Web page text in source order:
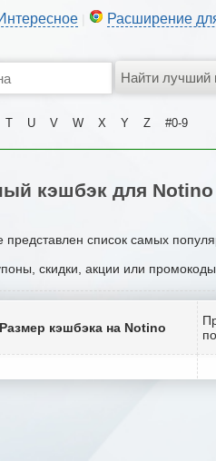
Расширение
T U V W X Y Z #0-9
кэшбэк для Notino
список самых
скидки, акции или промокоды.
Размер кэшбэка на Notino